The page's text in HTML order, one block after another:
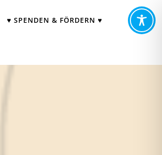
♥ SPENDEN & FÖRDERN ♥